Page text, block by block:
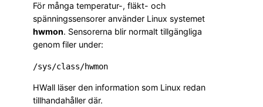
För många temperatur-, fläkt- och
spänningssensorer använder Linux systemet
hwmon. Sensorerna blir normalt tillgängliga
genom filer under:
/sys/class/hwmon
HWall läser den information som Linux redan
tillhandahåller där.